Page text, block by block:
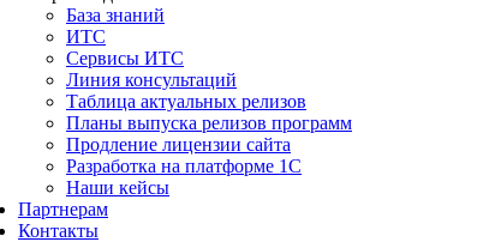
База знаний
ИТС
Сервисы ИТС
Линия консультаций
Таблица актуальных релизов
Планы выпуска релизов программ
Продление лицензии сайта
Разработка на платформе 1С
Наши кейсы
Партнерам
Контакты